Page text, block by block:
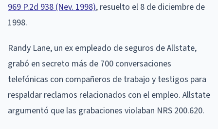
969 P.2d 938 (Nev. 1998), resuelto el 8 de diciembre de
1998.
Randy Lane, un ex empleado de seguros de Allstate,
grabó en secreto más de 700 conversaciones
telefónicas con compañeros de trabajo y testigos para
respaldar reclamos relacionados con el empleo. Allstate
argumentó que las grabaciones violaban NRS 200.620.